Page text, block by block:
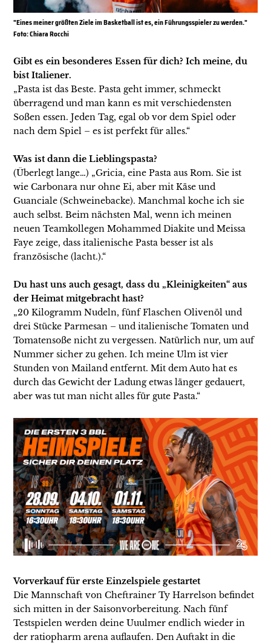
"Eines meiner größten Ziele im Basketball ist es, ein Führungsspieler zu werden."
Foto: Chiara Rocchi
Gibt es ein besonderes Essen für dich? Ich meine, du
bist Italiener.
„Pasta ist das Beste. Pasta geht immer, schmeckt
überragend und man kann es mit verschiedensten
Soßen essen. Jeden Tag, egal ob vor dem Spiel oder
nach dem Spiel – es ist perfekt für alles.“
Was ist dann die Lieblingspasta?
(Überlegt lange…) „Gricia, eine Pasta aus Rom. Sie ist
wie Carbonara nur ohne Ei, aber mit Käse und
Guanciale (Schweinebacke). Manchmal koche ich sie
auch selbst. Beim nächsten Mal, wenn ich meinen
neuen Teamkollegen Mohammed Diakite und Meissa
Faye zeige, dass italienische Pasta besser ist als
französische (lacht.).“
Du hast uns auch gesagt, dass du „Kleinigkeiten“ aus
der Heimat mitgebracht hast?
„20 Kilogramm Nudeln, fünf Flaschen Olivenöl und
drei Stücke Parmesan – und italienische Tomaten und
Tomatensoße nicht zu vergessen. Natürlich nur, um auf
Nummer sicher zu gehen. Ich meine Ulm ist vier
Stunden von Mailand entfernt. Mit dem Auto hat es
durch das Gewicht der Ladung etwas länger gedauert,
aber was tut man nicht alles für gute Pasta.“
Vorverkauf für erste Einzelspiele gestartet
Die Mannschaft von Cheftrainer Ty Harrelson befindet
sich mitten in der Saisonvorbereitung. Nach fünf
Testspielen werden deine Uuulmer endlich wieder in
der ratiopharm arena auflaufen. Den Auftakt in die